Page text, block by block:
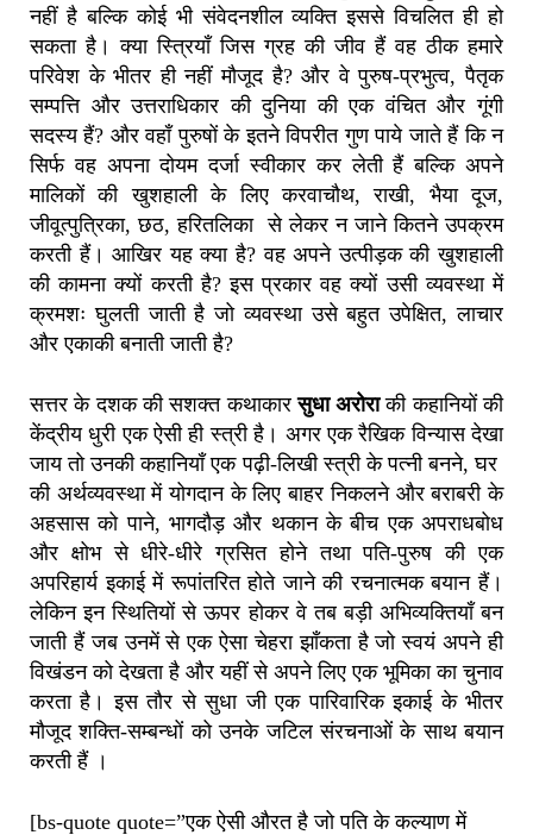
नहीं है बल्कि कोई भी संवेदनशील व्यक्ति इससे विचलित ही हो
सकता है। क्या स्त्रियाँ जिस ग्रह की जीव हैं वह ठीक हमारे
परिवेश के भीतर ही नहीं मौजूद है? और वे पुरुष-प्रभुत्व, पैतृक
सम्पत्ति और उत्तराधिकार की दुनिया की एक वंचित और गूंगी
सदस्य हैं? और वहाँ पुरुषों के इतने विपरीत गुण पाये जाते हैं कि न
सिर्फ वह अपना दोयम दर्जा स्वीकार कर लेती हैं बल्कि अपने
मालिकों की खुशहाली के लिए करवाचौथ, राखी, भैया दूज,
जीवूत्पुत्रिका, छठ, हरितलिका से लेकर न जाने कितने उपक्रम
करती हैं। आखिर यह क्या है? वह अपने उत्पीड़क की खुशहाली
की कामना क्यों करती है? इस प्रकार वह क्यों उसी व्यवस्था में
क्रमशः घुलती जाती है जो व्यवस्था उसे बहुत उपेक्षित, लाचार
और एकाकी बनाती जाती है?
सत्तर के दशक की सशक्त कथाकारसुधा अरोराकी कहानियों की
केंद्रीय धुरी एक ऐसी ही स्त्री है। अगर एक रैखिक विन्यास देखा
जाय तो उनकी कहानियाँ एक पढ़ी-लिखी स्त्री के पत्नी बनने, घर
की अर्थव्यवस्था में योगदान के लिए बाहर निकलने और बराबरी के
अहसास को पाने, भागदौड़ और थकान के बीच एक अपराधबोध
और क्षोभ से धीरे-धीरे ग्रसित होने तथा पति-पुरुष की एक
अपरिहार्य इकाई में रूपांतरित होते जाने की रचनात्मक बयान हैं।
लेकिन इन स्थितियों से ऊपर होकर वे तब बड़ी अभिव्यक्तियाँ बन
जाती हैं जब उनमें से एक ऐसा चेहरा झाँकता है जो स्वयं अपने ही
विखंडन को देखता है और यहीं से अपने लिए एक भूमिका का चुनाव
करता है। इस तौर से सुधा जी एक पारिवारिक इकाई के भीतर
मौजूद शक्ति-सम्बन्धों को उनके जटिल संरचनाओं के साथ बयान
करती हैं ।
[bs-quote quote=”एक ऐसी औरत है जो पति के कल्याण में